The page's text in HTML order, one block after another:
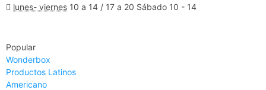
lunes- viernes 10 a 14 / 17 a 20 Sábado 10 - 14
Popular
Wonderbox
Productos Latinos
Americano